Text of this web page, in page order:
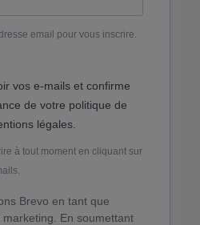
email pour vous inscrire.
vos e-mails et confirme
de votre politique de
légales.
à tout moment en cliquant sur
Brevo en tant que
marketing. En soumettant